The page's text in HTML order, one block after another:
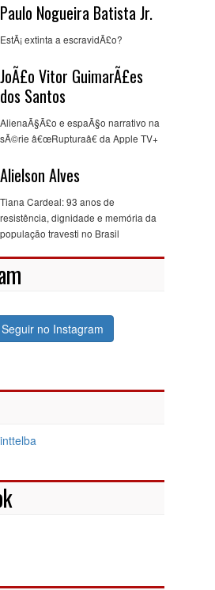
Paulo Nogueira Batista Jr.
EstÃ¡ extinta a escravidÃ£o?
JoÃ£o Vitor GuimarÃ£es
dos Santos
AlienaÃ§Ã£o e espaÃ§o narrativo na
sÃ©rie â€œRupturaâ€ da Apple TV+
Alielson Alves
Tiana Cardeal: 93 anos de
resistência, dignidade e memória da
população travesti no Brasil
Seguir no Instagram